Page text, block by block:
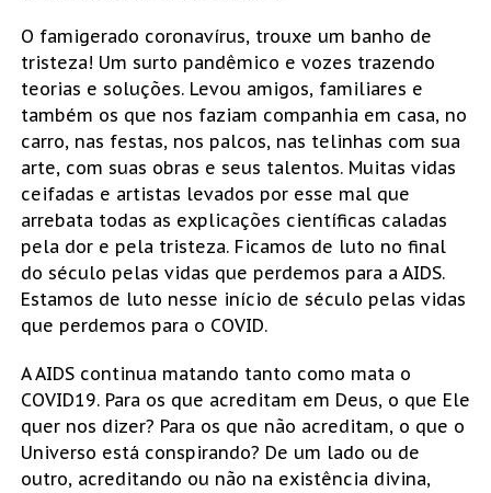
O famigerado coronavírus, trouxe um banho de
tristeza! Um surto pandêmico e vozes trazendo
teorias e soluções. Levou amigos, familiares e
também os que nos faziam companhia em casa, no
carro, nas festas, nos palcos, nas telinhas com sua
arte, com suas obras e seus talentos. Muitas vidas
ceifadas e artistas levados por esse mal que
arrebata todas as explicações científicas caladas
pela dor e pela tristeza. Ficamos de luto no final
do século pelas vidas que perdemos para a AIDS.
Estamos de luto nesse início de século pelas vidas
que perdemos para o COVID.
A AIDS continua matando tanto como mata o
COVID19. Para os que acreditam em Deus, o que Ele
quer nos dizer? Para os que não acreditam, o que o
Universo está conspirando? De um lado ou de
outro, acreditando ou não na existência divina,